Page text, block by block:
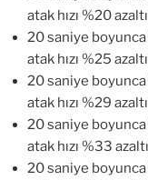
atak hızı %20
20 saniye
atak hızı %25
20 saniye
atak hızı %29
20 saniye
atak hızı %33
20 saniye